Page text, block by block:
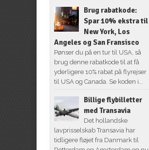
Brug rabatkode:
Spar 10% ekstra til
New York, Los
Angeles og San Fransisco
Pønser du på en tur til USA, så
brug denne rabatkode til at få
yderligere 10% rabat på flyrejser
til USA og Canada. Se koden i...
Billige flybilletter
med Transavia
Det hollandske
lavprisselskab Transavia har
tidligere fløjet fra Danmark til